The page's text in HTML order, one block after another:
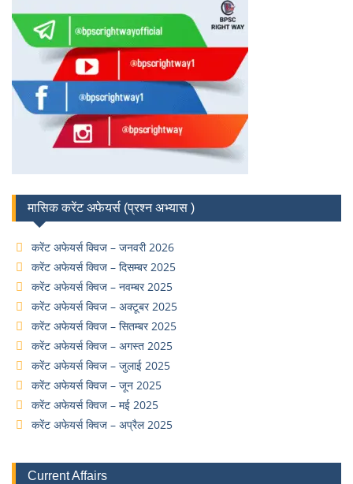
मासिक करेंट अफेयर्स (प्रश्न अभ्यास )
करेंट अफेयर्स क्विज – जनवरी 2026
करेंट अफेयर्स क्विज – दिसम्बर 2025
करेंट अफेयर्स क्विज – नवम्बर 2025
करेंट अफेयर्स क्विज – अक्टूबर 2025
करेंट अफेयर्स क्विज – सितम्बर 2025
करेंट अफेयर्स क्विज – अगस्त 2025
करेंट अफेयर्स क्विज – जुलाई 2025
करेंट अफेयर्स क्विज – जून 2025
करेंट अफेयर्स क्विज – मई 2025
करेंट अफेयर्स क्विज – अप्रैल 2025
Current Affairs